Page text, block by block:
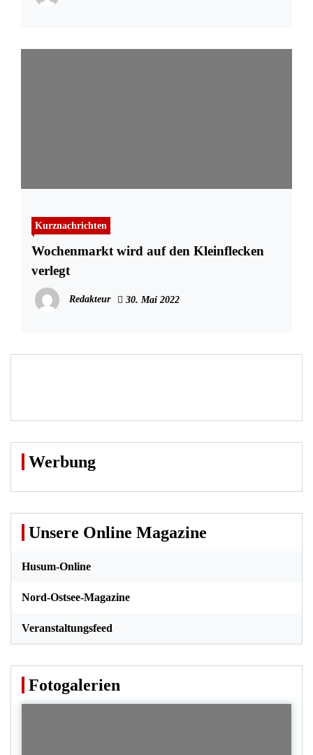
Kurznachrichten
Wochenmarkt wird auf den Kleinflecken
verlegt
Redakteur 30. Mai 2022
Werbung
Unsere Online Magazine
Husum-Online
Nord-Ostsee-Magazine
Veranstaltungsfeed
Fotogalerien